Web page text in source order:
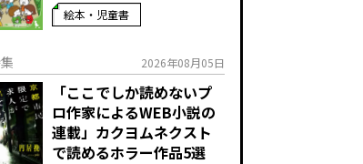
絵本・児童書
2026年08月05日
「ここでしか読めないプ
ロ作家によるWEB小説の
連載」――カクヨムネクスト
で読めるホラー作品5選